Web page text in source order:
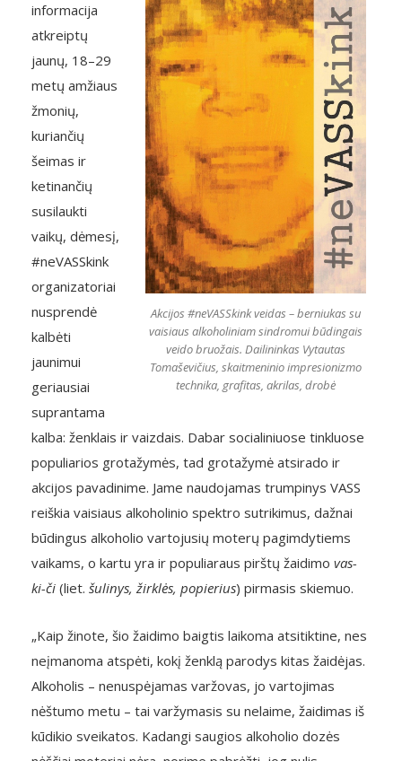
Akcijos #neVASSkink veidas – berniukas su
vaisiaus alkoholiniam sindromui būdingais
veido bruožais. Dailininkas Vytautas
Tomaševičius, skaitmeninio impresionizmo
technika, grafitas, akrilas, drobė
informacija
atkreiptų
jaunų, 18–29
metų amžiaus
žmonių,
kuriančių
šeimas ir
ketinančių
susilaukti
vaikų, dėmesį,
#neVASSkink
organizatoriai
nusprendė
kalbėti
jaunimui
geriausiai
suprantama
kalba: ženklais ir vaizdais. Dabar socialiniuose tinkluose
populiarios grotažymės, tad grotažymė atsirado ir
akcijos pavadinime. Jame naudojamas trumpinys VASS
reiškia vaisiaus alkoholinio spektro sutrikimus, dažnai
būdingus alkoholio vartojusių moterų pagimdytiems
vaikams, o kartu yra ir populiaraus pirštų žaidimo vas-
ki-či (liet. šulinys, žirklės, popierius) pirmasis skiemuo.
„Kaip žinote, šio žaidimo baigtis laikoma atsitiktine, nes
neįmanoma atspėti, kokį ženklą parodys kitas žaidėjas.
Alkoholis – nenuspėjamas varžovas, jo vartojimas
nėštumo metu – tai varžymasis su nelaime, žaidimas iš
kūdikio sveikatos. Kadangi saugios alkoholio dozės